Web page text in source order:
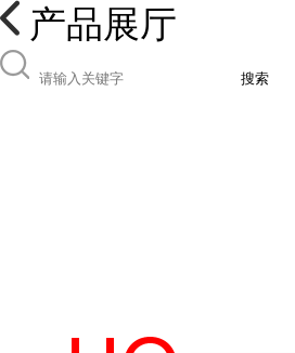
产品展厅
搜索